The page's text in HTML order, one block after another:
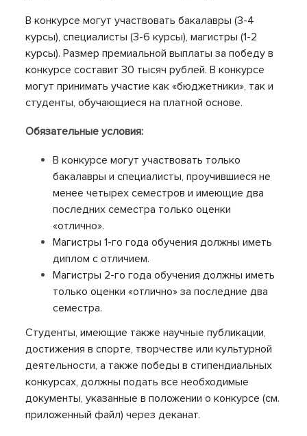
В конкурсе могут участвовать бакалавры (3-4
курсы), специалисты (3-6 курсы), магистры (1-2
курсы). Размер премиальной выплаты за победу в
конкурсе составит 30 тысяч рублей. В конкурсе
могут принимать участие как «бюджетники», так и
студенты, обучающиеся на платной основе.
Обязательные условия:
В конкурсе могут участвовать только
бакалавры и специалисты, проучившиеся не
менее четырех семестров и имеющие два
последних семестра только оценки
«отлично».
Магистры 1-го года обучения должны иметь
диплом с отличием.
Магистры 2-го года обучения должны иметь
только оценки «отлично» за последние два
семестра.
Студенты, имеющие также научные публикации,
достижения в спорте, творчестве или культурной
деятельности, а также победы в стипендиальных
конкурсах, должны подать все необходимые
документы, указанные в положении о конкурсе (см.
приложенный файл) через деканат.